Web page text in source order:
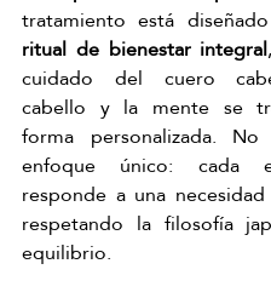
ritual de bienestar integral
cuidado del cuero
cabello y la mente se
forma personalizada.
enfoque único: cada
responde a una
respetando la filosofía
equilibrio.